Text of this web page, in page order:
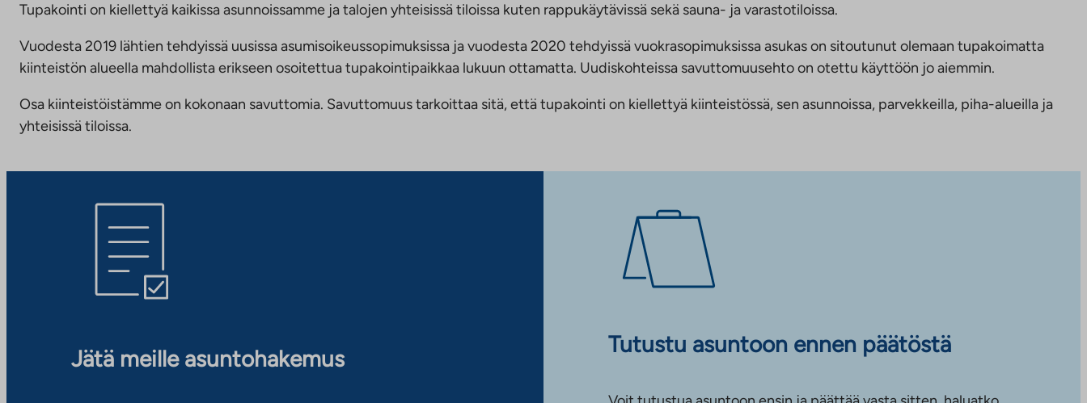
Tupakointi on kiellettyä kaikissa asunnoissamme ja talojen yhteisissä tiloissa kuten rappukäytävissä sekä sauna- ja varastotiloissa.
Vuodesta 2019 lähtien tehdyissä uusissa asumisoikeussopimuksissa ja vuodesta 2020 tehdyissä vuokrasopimuksissa asukas on sitoutunut olemaan tupakoimatta
kiinteistön alueella mahdollista erikseen osoitettua tupakointipaikkaa lukuun ottamatta. Uudiskohteissa savuttomuusehto on otettu käyttöön jo aiemmin.
Osa kiinteistöistämme on kokonaan savuttomia. Savuttomuus tarkoittaa sitä, että tupakointi on kiellettyä kiinteistössä, sen asunnoissa, parvekkeilla, piha-alueilla ja
yhteisissä tiloissa.
Jätä meille asuntohakemus
Tutustu asuntoon ennen päätöstä